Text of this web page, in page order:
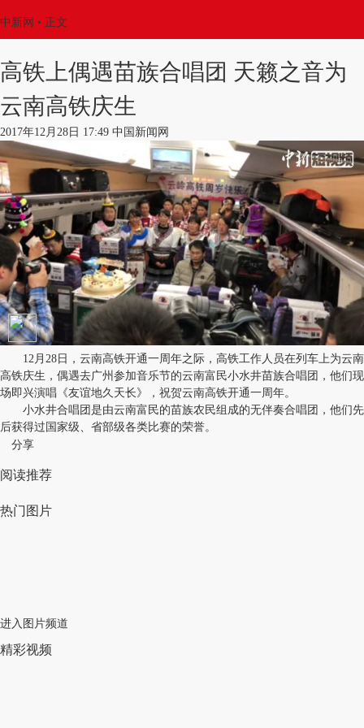
中新网 • 正文
高铁上偶遇苗族合唱团 天籁之音为
云南高铁庆生
2017年12月28日 17:49 中国新闻网
12月28日，云南高铁开通一周年之际，高铁工作人员在列车上为云南
高铁庆生，偶遇去广州参加音乐节的云南富民小水井苗族合唱团，他们现
场即兴演唱《友谊地久天长》，祝贺云南高铁开通一周年。
小水井合唱团是由云南富民的苗族农民组成的无伴奏合唱团，他们先
后获得过国家级、省部级各类比赛的荣誉。
分享
阅读推荐
热门图片
进入图片频道
精彩视频